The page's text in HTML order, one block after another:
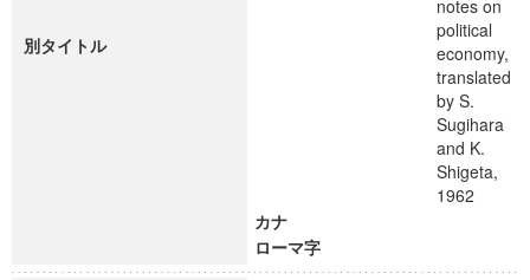
別タイトル
notes on
political
economy,
translated
by S.
Sugihara
and K.
Shigeta,
1962
カナ
ローマ字